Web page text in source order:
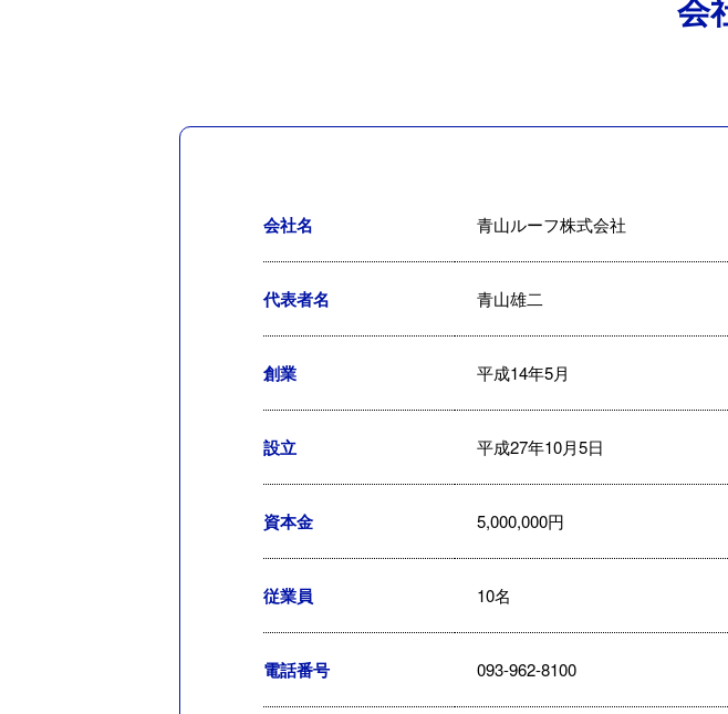
会
会社名 青山ルーフ株式会社
代表者名 青山雄二
創業 平成14年5月
設立 平成27年10月5日
資本金 5,000,000円
従業員 10名
電話番号 093-962-8100